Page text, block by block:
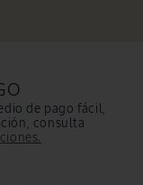
de pago fácil,
consulta